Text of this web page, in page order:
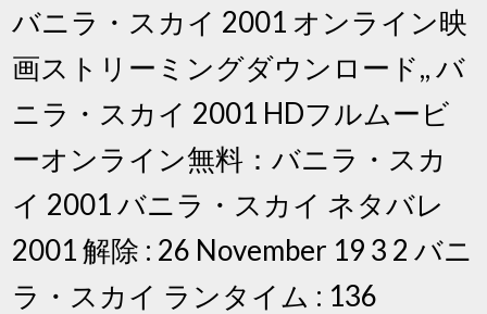
バニラ・スカイ 2001 オンライン映
画ストリーミングダウンロード,, バ
ニラ・スカイ 2001 HDフルムービ
ーオンライン無料：バニラ・スカ
イ 2001 バニラ・スカイ ネタバレ
2001 解除 : 26 November 19 3 2 バニ
ラ・スカイ ランタイム : 136